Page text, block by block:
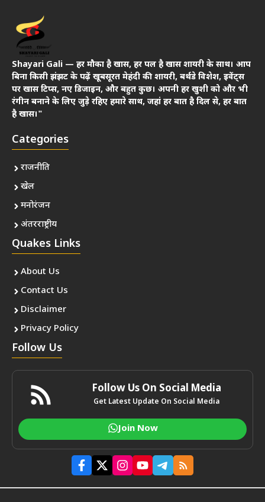
Shayari Gali — हर मौका है खास, हर पल है खास शायरी के साथ। आप
बिना किसी झंझट के पढ़ें खूबसूरत मेहंदी की शायरी, बर्थडे विशेश, इवेंट्स
पर खास टिप्स, नए डिजाइन, और बहुत कुछ। अपनी हर खुशी को और भी
रंगीन बनाने के लिए जुड़े रहिए हमारे साथ, जहां हर बात है दिल से, हर बात
है खास।"
Categories
राजनीति
खेल
मनोरंजन
अंतरराष्ट्रीय
Quakes Links
About Us
Contact Us
Disclaimer
Privacy Policy
Follow Us
Follow Us On Social Media
Get Latest Update On Social Media
Join Now